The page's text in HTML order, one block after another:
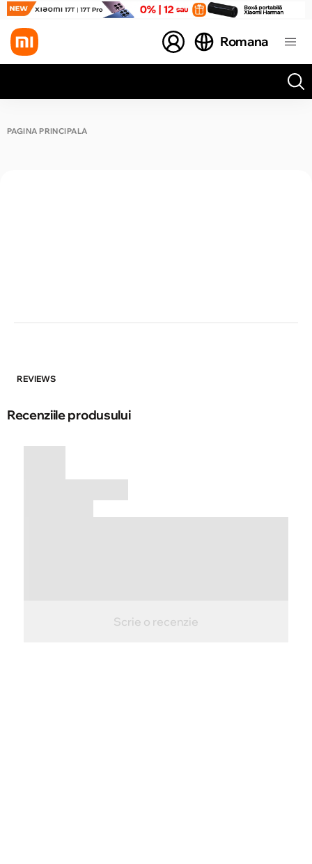
Romana
PAGINA PRINCIPALĂ
REVIEWS
Recenziile produsului
Scrie o recenzie